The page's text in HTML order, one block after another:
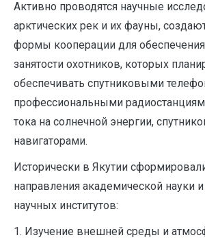
Активно проводятся научные
арктических рек и их фауны,
формы кооперации для обеспечения
занятости охотников, которых
обеспечивать спутниковыми
профессиональными
тока на солнечной энергии,
навигаторами.
Исторически в Якутии
направления академической науки
научных институтов:
1. Изучение внешней среды и